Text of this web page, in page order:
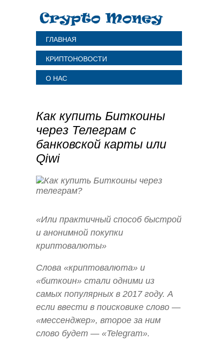
ГЛАВНАЯ
КРИПТОНОВОСТИ
О НАС
Как купить Биткоины
через Телеграм с
банковской карты или
Qiwi
«Или практичный способ быстрой
и анонимной покупки
криптовалюты»
Слова «криптовалюта» и
«биткоин» стали одними из
самых популярных в 2017 году. А
если ввести в поисковике слово —
«мессенджер», второе за ним
слово будет — «Telegram».